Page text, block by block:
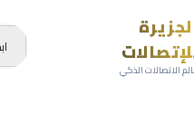
الاتصالات الذكي